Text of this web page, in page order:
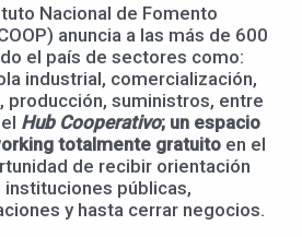
Nacional de Fomento
anuncia a las más de 600
el país de sectores como:
industrial, comercialización,
producción, suministros, entre
Hub Cooperativo; un espacio
totalmente gratuito en el
de recibir orientación
públicas,
y hasta cerrar negocios.